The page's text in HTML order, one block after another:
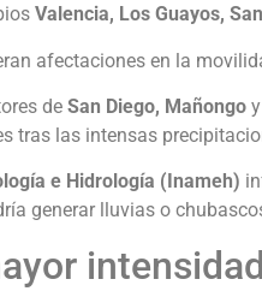
Valencia, Los Guayos,
afectaciones en la
de San Diego, Mañongo
tras las intensas
e Hidrología (Inameh)
generar lluvias o